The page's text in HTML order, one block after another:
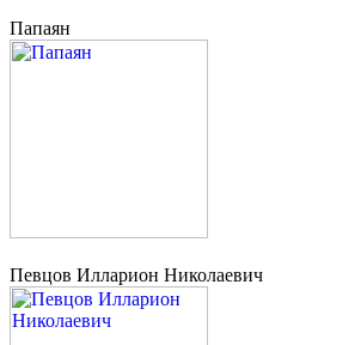
Папаян
Певцов Илларион Николаевич